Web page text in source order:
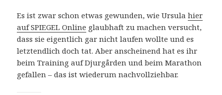
Es ist zwar schon etwas gewunden, wie Ursulahier
auf SPIEGEL Online glaubhaft zu machen versucht,
dass sie eigentlich gar nicht laufen wollte und es
letztendlich doch tat. Aber anscheinend hat es ihr
beim Training auf Djurgården und beim Marathon
gefallen – das ist wiederum nachvollziehbar.